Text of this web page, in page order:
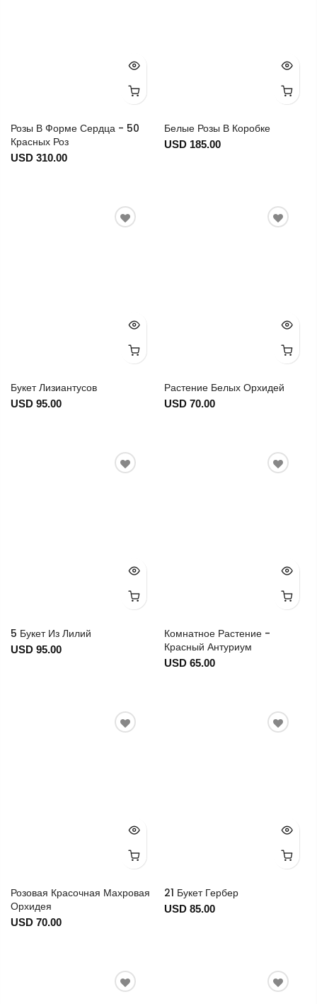
Розы В Форме Сердца - 50
Красных Роз
USD 310.00
Белые Розы В Коробке
USD 185.00
Букет Лизиантусов
USD 95.00
Растение Белых Орхидей
USD 70.00
5 Букет Из Лилий
USD 95.00
Комнатное Растение -
Красный Антуриум
USD 65.00
Розовая Красочная Махровая
Орхидея
USD 70.00
21 Букет Гербер
USD 85.00